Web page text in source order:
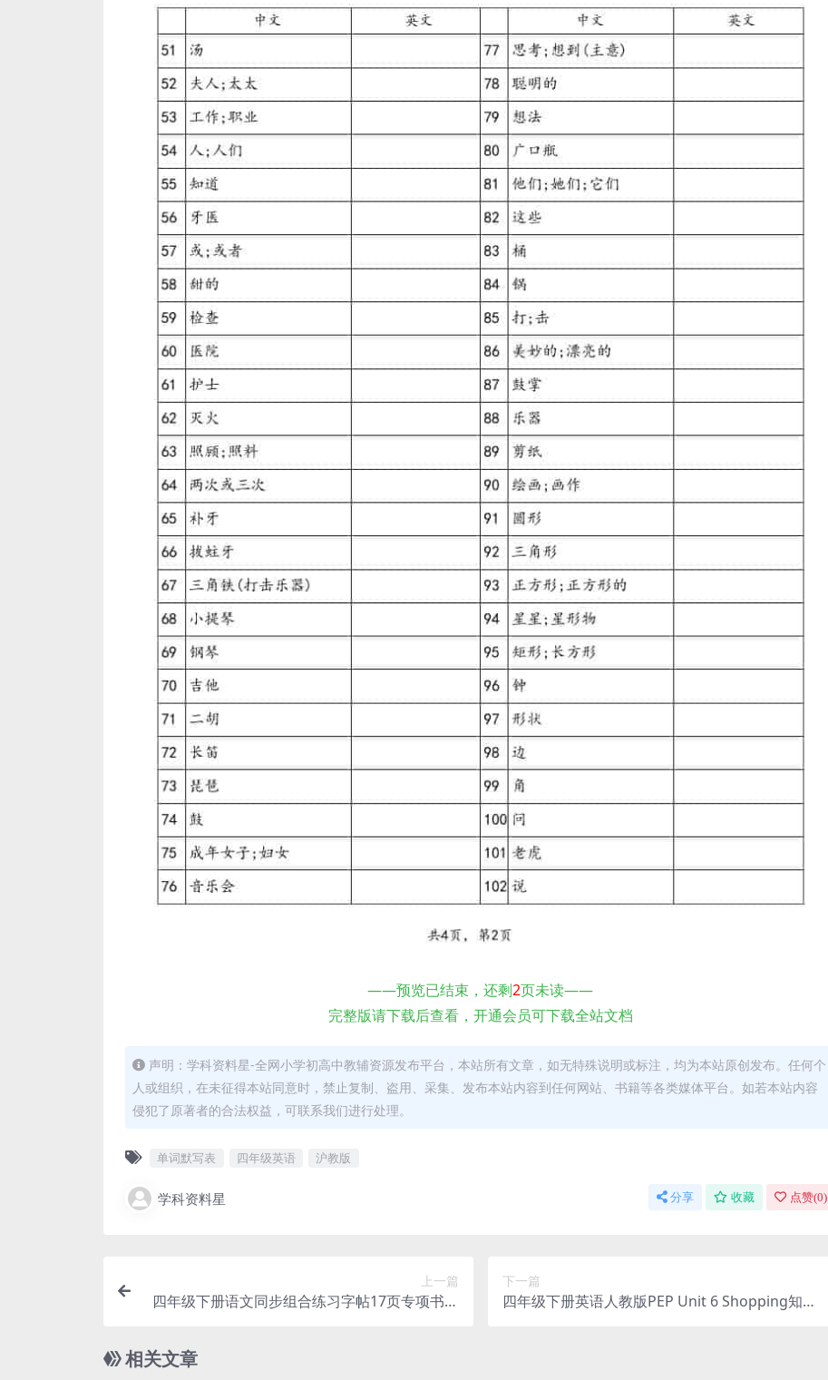
——预览已结束，还剩2页未读——
完整版请下载后查看，开通会员可下载全站文档
声明：学科资料星-全网小学初高中教辅资源发布平台，本站所有文章，如无特殊说明或标注，均为本站原创发布。任何个
人或组织，在未征得本站同意时，禁止复制、盗用、采集、发布本站内容到任何网站、书籍等各类媒体平台。如若本站内容
侵犯了原著者的合法权益，可联系我们进行处理。
单词默写表 四年级英语 沪教版
学科资料星 分享 收藏 点赞(0)
上一篇
四年级下册语文同步组合练习字帖17页专项书写
下一篇
四年级下册英语人教版PEP Unit 6 Shopping知
相关文章